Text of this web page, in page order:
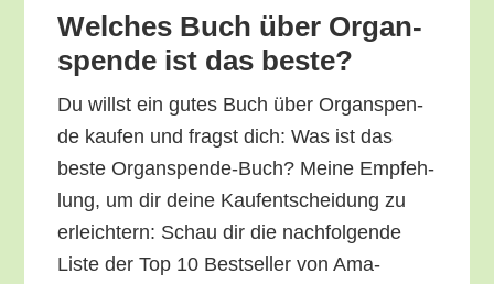
Wel­ches Buch über Organ­
spen­de ist das beste?
Du willst ein gutes Buch über Organ­spen­
de kau­fen und fragst dich: Was ist das
bes­te Organ­spen­de-Buch? Mei­ne Emp­feh­
lung, um dir dei­ne Kauf­ent­schei­dung zu
erleich­tern: Schau dir die nach­fol­gen­de
Lis­te der Top 10 Best­sel­ler von Ama­